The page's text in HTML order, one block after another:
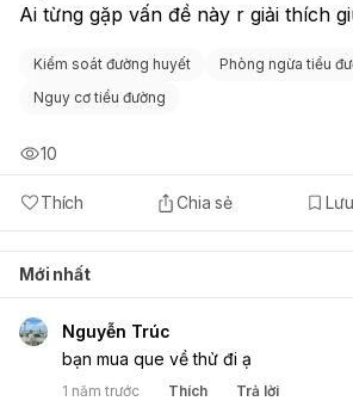
Ai từng gặp vấn đề này r giải thích
Kiểm soát đường huyết
Phòng ngừa tiểu
Nguy cơ tiểu đường
Thích Chia sẻ Lưu
10
Mới nhất
Nguyễn Trúc
bạn mua que về thử đi ạ
1 năm trước Thích Trả lời